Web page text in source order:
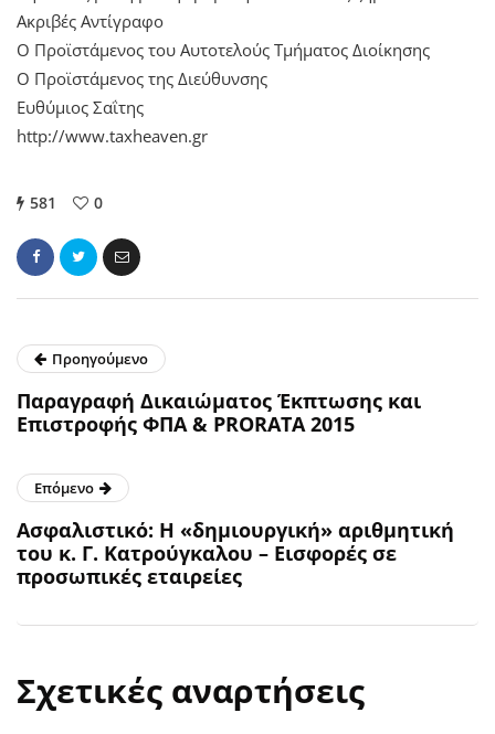
Ακριβές Αντίγραφο
Ο Προϊστάμενος του Αυτοτελούς Τμήματος Διοίκησης
Ο Προϊστάμενος της Διεύθυνσης
Ευθύμιος Σαΐτης
http://www.taxheaven.gr
581 0
Προηγούμενο
Παραγραφή Δικαιώματος Έκπτωσης και
Επιστροφής ΦΠΑ & PRORATA 2015
Επόμενο
Ασφαλιστικό: Η «δημιουργική» αριθμητική
του κ. Γ. Κατρούγκαλου – Εισφορές σε
προσωπικές εταιρείες
Σχετικές αναρτήσεις